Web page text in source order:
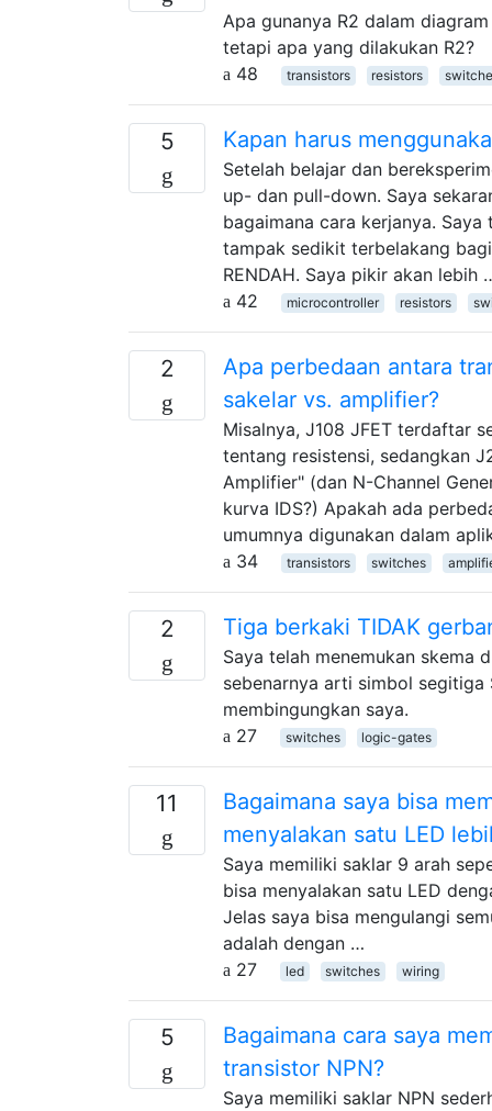
Apa gunanya R2 dalam
tetapi apa yang dilakukan R2?
48
transistors resistors
5 Kapan harus
Setelah belajar dan
up- dan pull-down. Saya
bagaimana cara kerjanya.
tampak sedikit terbelakang
RENDAH. Saya pikir akan lebih
42
microcontroller resistors
2
Apa perbedaan antara
sakelar vs. amplifier?
Misalnya, J108 JFET terdaftar
tentang resistensi, sedangkan
Amplifier" (dan N-Channel
kurva IDS?) Apakah ada
umumnya digunakan dalam
34
transistors switches
2 Tiga berkaki TIDAK
Saya telah menemukan skema
sebenarnya arti simbol
membingungkan saya.
27
switches logic-gates
11
Bagaimana saya bisa
menyalakan satu LED
Saya memiliki saklar 9 arah
bisa menyalakan satu LED
Jelas saya bisa mengulangi
adalah dengan …
27
led switches wiring
5
Bagaimana cara saya
transistor NPN?
Saya memiliki saklar NPN